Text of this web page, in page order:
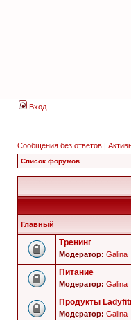
Вход
Сообщения без ответов |
Список форумов
Главный
Тренинг
Модератор: Galina
Питание
Модератор: Galina
Продукты
Модератор: Galina